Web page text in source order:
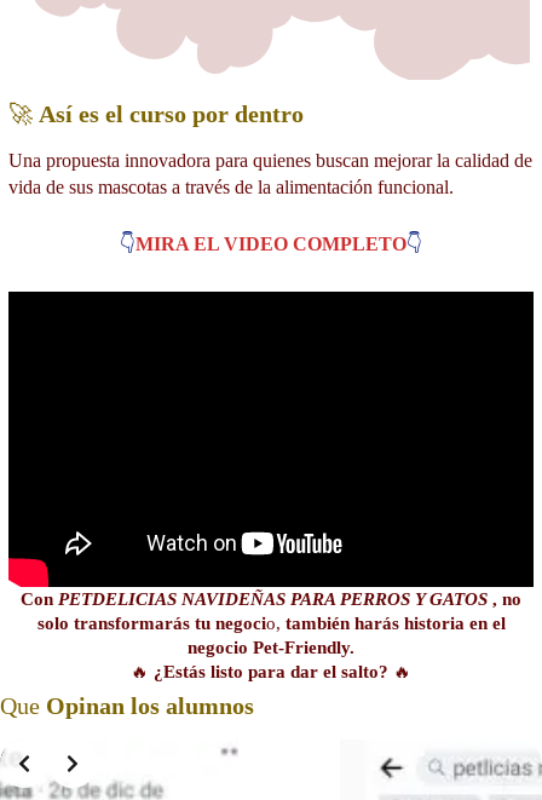
🚀 Así es el curso por dentro
Una propuesta innovadora para quienes buscan mejorar la calidad de
vida de sus mascotas a través de la alimentación funcional.
👇MIRA EL VIDEO COMPLETO👇
Con PETDELICIAS NAVIDEÑAS PARA PERROS Y GATOS , no
solo transformarás tu negocio, también harás historia en el
negocio Pet-Friendly.
🔥 ¿Estás listo para dar el salto? 🔥
Que Opinan los alumnos
Slide 6 of 11